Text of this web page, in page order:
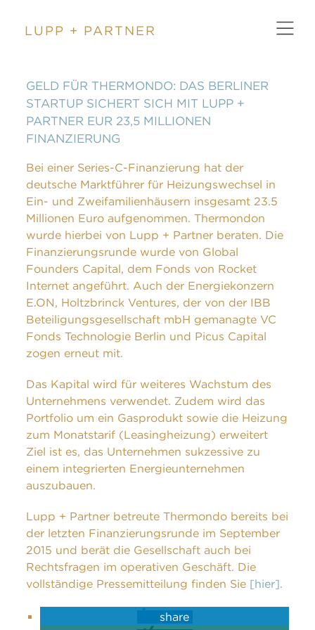
LUPP + PARTNER
GELD FÜR THERMONDO: DAS BERLINER
STARTUP SICHERT SICH MIT LUPP +
PARTNER EUR 23,5 MILLIONEN
FINANZIERUNG
Bei einer Series-C-Finanzierung hat der
deutsche Marktführer für Heizungswechsel in
Ein- und Zweifamilienhäusern insgesamt 23.5
Millionen Euro aufgenommen. Thermondon
wurde hierbei von Lupp + Partner beraten. Die
Finanzierungsrunde wurde von Global
Founders Capital, dem Fonds von Rocket
Internet angeführt. Auch der Energiekonzern
E.ON, Holtzbrinck Ventures, der von der IBB
Beteiligungsgesellschaft mbH gemanagte VC
Fonds Technologie Berlin und Picus Capital
zogen erneut mit.
Das Kapital wird für weiteres Wachstum des
Unternehmens verwendet. Zudem wird das
Portfolio um ein Gasprodukt sowie die Heizung
zum Monatstarif (Leasingheizung) erweitert
Ziel ist es, das Unternehmen sukzessive zu
einem integrierten Energieunternehmen
auszubauen.
Lupp + Partner betreute Thermondo bereits bei
der letzten Finanzierungsrunde im September
2015 und berät die Gesellschaft auch bei
Rechtsfragen im operativen Geschäft. Die
vollständige Pressemitteilung finden Sie [hier].
share